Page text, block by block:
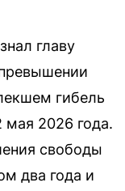
главу
гибель
мая 2026 года.
свободы
два года и